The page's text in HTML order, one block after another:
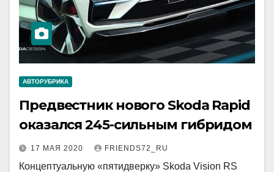
АВТОРУБРИКА
Предвестник нового Skoda Rapid
оказался 245-сильным гибридом
17 МАЯ 2020 FRIENDS72_RU
Концептуальную «пятидверку» Skoda Vision RS